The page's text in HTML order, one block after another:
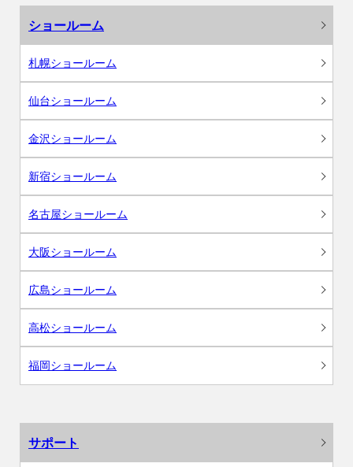
ショールーム
札幌ショールーム
仙台ショールーム
金沢ショールーム
新宿ショールーム
名古屋ショールーム
大阪ショールーム
広島ショールーム
高松ショールーム
福岡ショールーム
サポート